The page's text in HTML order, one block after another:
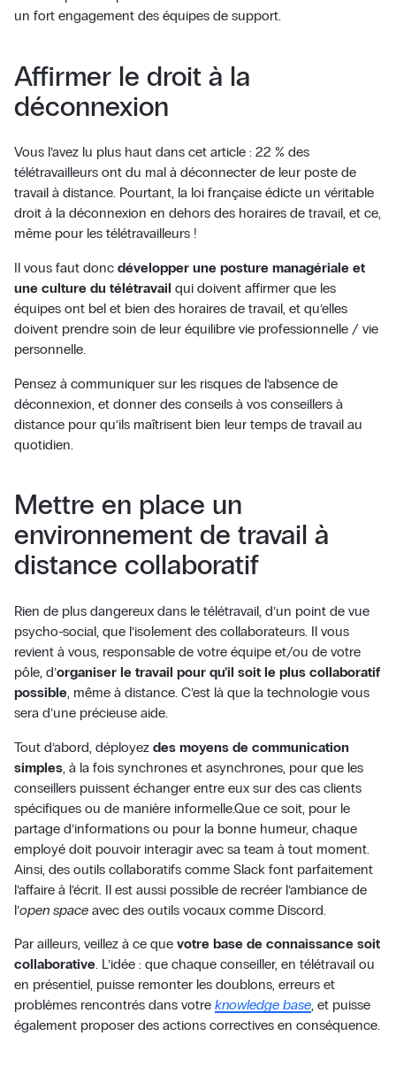
un fort engagement des équipes de support.
Affirmer le droit à la
déconnexion
Vous l’avez lu plus haut dans cet article : 22 % des
télétravailleurs ont du mal à déconnecter de leur poste de
travail à distance. Pourtant, la loi française édicte un véritable
droit à la déconnexion en dehors des horaires de travail, et ce,
même pour les télétravailleurs !
Il vous faut donc développer une posture managériale et
une culture du télétravail qui doivent affirmer que les
équipes ont bel et bien des horaires de travail, et qu’elles
doivent prendre soin de leur équilibre vie professionnelle / vie
personnelle.
Pensez à communiquer sur les risques de l’absence de
déconnexion, et donner des conseils à vos conseillers à
distance pour qu’ils maîtrisent bien leur temps de travail au
quotidien.
Mettre en place un
environnement de travail à
distance collaboratif
Rien de plus dangereux dans le télétravail, d’un point de vue
psycho-social, que l’isolement des collaborateurs. Il vous
revient à vous, responsable de votre équipe et/ou de votre
pôle, d’organiser le travail pour qu’il soit le plus collaboratif
possible, même à distance. C’est là que la technologie vous
sera d’une précieuse aide.
Tout d’abord, déployez des moyens de communication
simples, à la fois synchrones et asynchrones, pour que les
conseillers puissent échanger entre eux sur des cas clients
spécifiques ou de manière informelle.Que ce soit, pour le
partage d’informations ou pour la bonne humeur, chaque
employé doit pouvoir interagir avec sa team à tout moment.
Ainsi, des outils collaboratifs comme Slack font parfaitement
l’affaire à l’écrit. Il est aussi possible de recréer l’ambiance de
l’open spaceavec des outils vocaux comme Discord.
Par ailleurs, veillez à ce quevotre base de connaissance soit
collaborative. L’idée : que chaque conseiller, en télétravail ou
en présentiel, puisse remonter les doublons, erreurs et
problèmes rencontrés dans votre knowledge base, et puisse
également proposer des actions correctives en conséquence.